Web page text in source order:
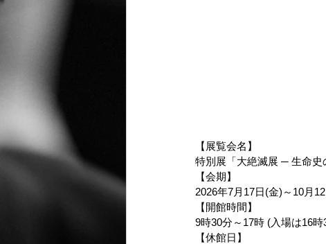
【展覧会名】
特別展「大絶滅展 ─ 生命史
【会期】
2026年7月17日(金)～10月
【開館時間】
9時30分～17時 (入場は16時
【休館日】